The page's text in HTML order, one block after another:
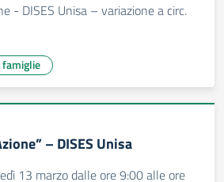
- DISES Unisa – variazione a circ.
famiglie
– DISES Unisa
13 marzo dalle ore 9:00 alle ore